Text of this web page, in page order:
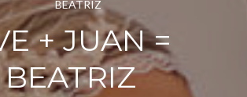
+ JUAN =
BEATRIZ